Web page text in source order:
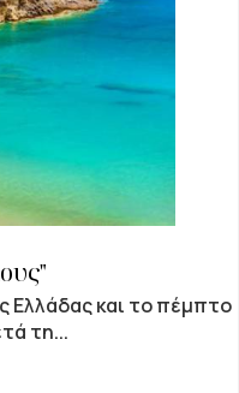
Ελλάδας και το πέμπτο
τη...